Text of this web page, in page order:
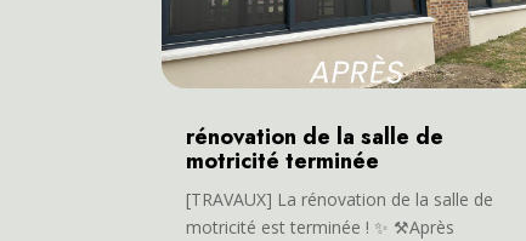
rénovation de la salle de
motricité terminée
[TRAVAUX] La rénovation de la salle de
motricité est terminée ! ✨ ⚒️Après